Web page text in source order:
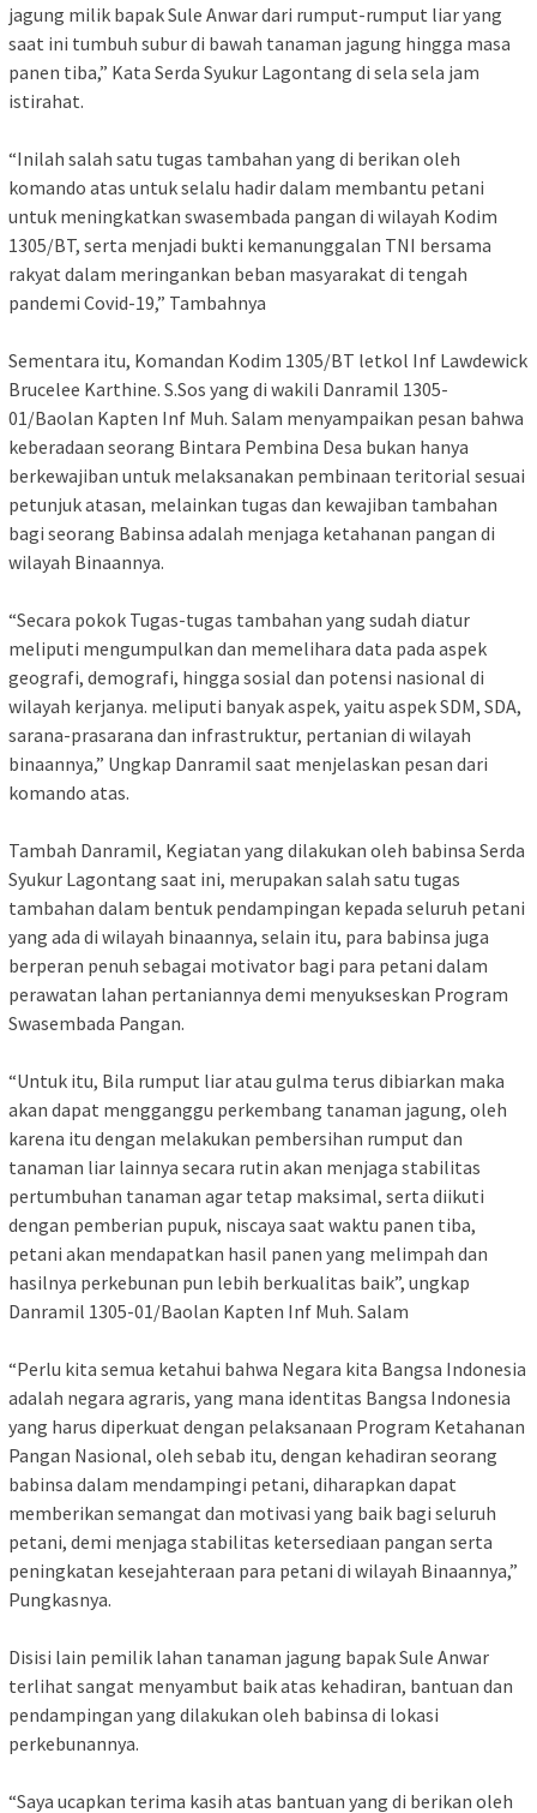
jagung milik bapak Sule Anwar dari rumput-rumput liar yang
saat ini tumbuh subur di bawah tanaman jagung hingga masa
panen tiba,” Kata Serda Syukur Lagontang di sela sela jam
istirahat.
“Inilah salah satu tugas tambahan yang di berikan oleh
komando atas untuk selalu hadir dalam membantu petani
untuk meningkatkan swasembada pangan di wilayah Kodim
1305/BT, serta menjadi bukti kemanunggalan TNI bersama
rakyat dalam meringankan beban masyarakat di tengah
pandemi Covid-19,” Tambahnya
Sementara itu, Komandan Kodim 1305/BT letkol Inf Lawdewick
Brucelee Karthine. S.Sos yang di wakili Danramil 1305-
01/Baolan Kapten Inf Muh. Salam menyampaikan pesan bahwa
keberadaan seorang Bintara Pembina Desa bukan hanya
berkewajiban untuk melaksanakan pembinaan teritorial sesuai
petunjuk atasan, melainkan tugas dan kewajiban tambahan
bagi seorang Babinsa adalah menjaga ketahanan pangan di
wilayah Binaannya.
“Secara pokok Tugas-tugas tambahan yang sudah diatur
meliputi mengumpulkan dan memelihara data pada aspek
geografi, demografi, hingga sosial dan potensi nasional di
wilayah kerjanya. meliputi banyak aspek, yaitu aspek SDM, SDA,
sarana-prasarana dan infrastruktur, pertanian di wilayah
binaannya,” Ungkap Danramil saat menjelaskan pesan dari
komando atas.
Tambah Danramil, Kegiatan yang dilakukan oleh babinsa Serda
Syukur Lagontang saat ini, merupakan salah satu tugas
tambahan dalam bentuk pendampingan kepada seluruh petani
yang ada di wilayah binaannya, selain itu, para babinsa juga
berperan penuh sebagai motivator bagi para petani dalam
perawatan lahan pertaniannya demi menyukseskan Program
Swasembada Pangan.
“Untuk itu, Bila rumput liar atau gulma terus dibiarkan maka
akan dapat mengganggu perkembang tanaman jagung, oleh
karena itu dengan melakukan pembersihan rumput dan
tanaman liar lainnya secara rutin akan menjaga stabilitas
pertumbuhan tanaman agar tetap maksimal, serta diikuti
dengan pemberian pupuk, niscaya saat waktu panen tiba,
petani akan mendapatkan hasil panen yang melimpah dan
hasilnya perkebunan pun lebih berkualitas baik”, ungkap
Danramil 1305-01/Baolan Kapten Inf Muh. Salam
“Perlu kita semua ketahui bahwa Negara kita Bangsa Indonesia
adalah negara agraris, yang mana identitas Bangsa Indonesia
yang harus diperkuat dengan pelaksanaan Program Ketahanan
Pangan Nasional, oleh sebab itu, dengan kehadiran seorang
babinsa dalam mendampingi petani, diharapkan dapat
memberikan semangat dan motivasi yang baik bagi seluruh
petani, demi menjaga stabilitas ketersediaan pangan serta
peningkatan kesejahteraan para petani di wilayah Binaannya,”
Pungkasnya.
Disisi lain pemilik lahan tanaman jagung bapak Sule Anwar
terlihat sangat menyambut baik atas kehadiran, bantuan dan
pendampingan yang dilakukan oleh babinsa di lokasi
perkebunannya.
“Saya ucapkan terima kasih atas bantuan yang di berikan oleh